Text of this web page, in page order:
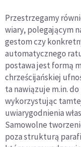
Przestrzegamy
wiary, polegającym
gestom czy
automatycznego
postawa jest formą
chrześcijańskiej
ta nawiązuje m.in.
wykorzystując
uwiarygodnienia
Samowolne
poza strukturą